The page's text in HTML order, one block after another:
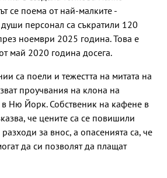
се поема от най-малките -
персонал са съкратили 120
ноември 2025 година. Това е
май 2020 година досега.
са поели и тежестта на митата на
проучвания на клона на
Ню Йорк. Собственик на кафене в
че цените са се повишили
за внос, а опасенията са, че
да си позволят да плащат